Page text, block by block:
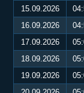
15.09.2026
16.09.2026
17.09.2026
18.09.2026
19.09.2026